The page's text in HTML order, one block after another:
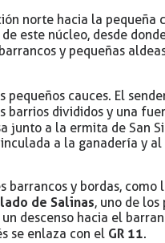
norte hacia la pequeña
este núcleo, desde
y pequeñas
pequeños cauces. El
barrios divididos y una
junto a la ermita de San
a la ganadería y al
y bordas, como
de Salinas, uno de los
descenso hacia el
se enlaza con el GR 11.